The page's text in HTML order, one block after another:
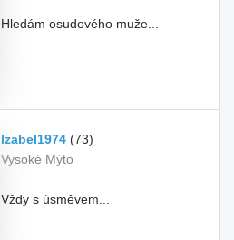
Hledám osudového muže...
Izabel1974 (73)
Vysoké Mýto
Vždy s úsměvem...